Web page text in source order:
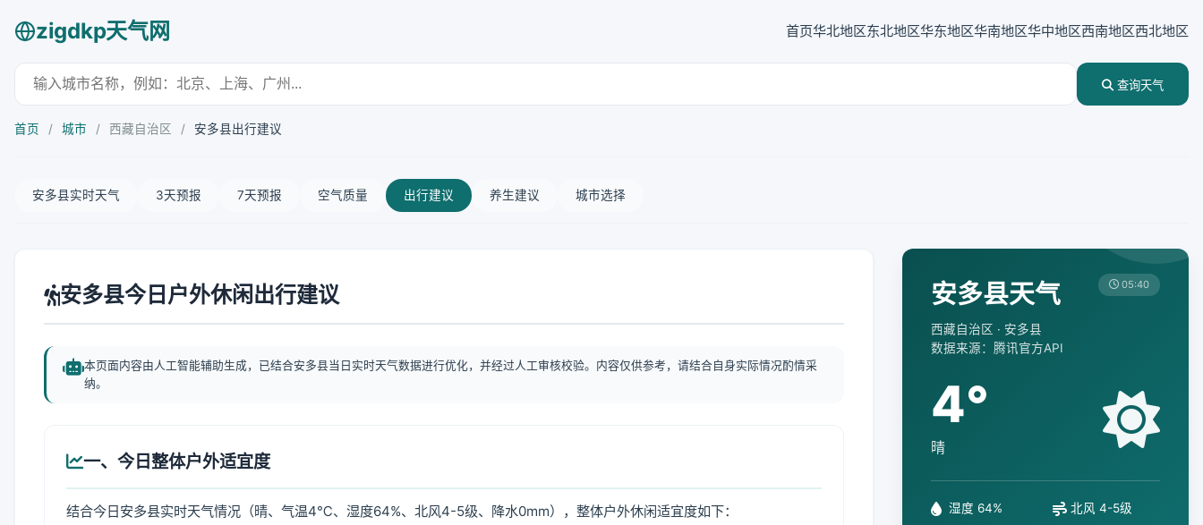
zigdkp天气网 首页华北地区东北地区华东地区华南地区华中地区西南地区西北地区
查询天气
首页 / 城市 / 西藏自治区 / 安多县出行建议
安多县实时天气 3天预报 7天预报 空气质量 出行建议 养生建议 城市选择
安多县今日户外休闲出行建议
本页面内容由人工智能辅助生成，已结合安多县当日实时天气数据进行优化，并经过人工审核校验。内容仅供参考，请结合自身实际情况酌情采
纳。
一、今日整体户外适宜度
结合今日安多县实时天气情况（晴、气温4℃、湿度64%、北风4-5级、降水0mm），整体户外休闲适宜度如下：
安多县天气
西藏自治区 · 安多县
数据来源：腾讯官方API
05:40
4°
晴
湿度 64% 北风 4-5级